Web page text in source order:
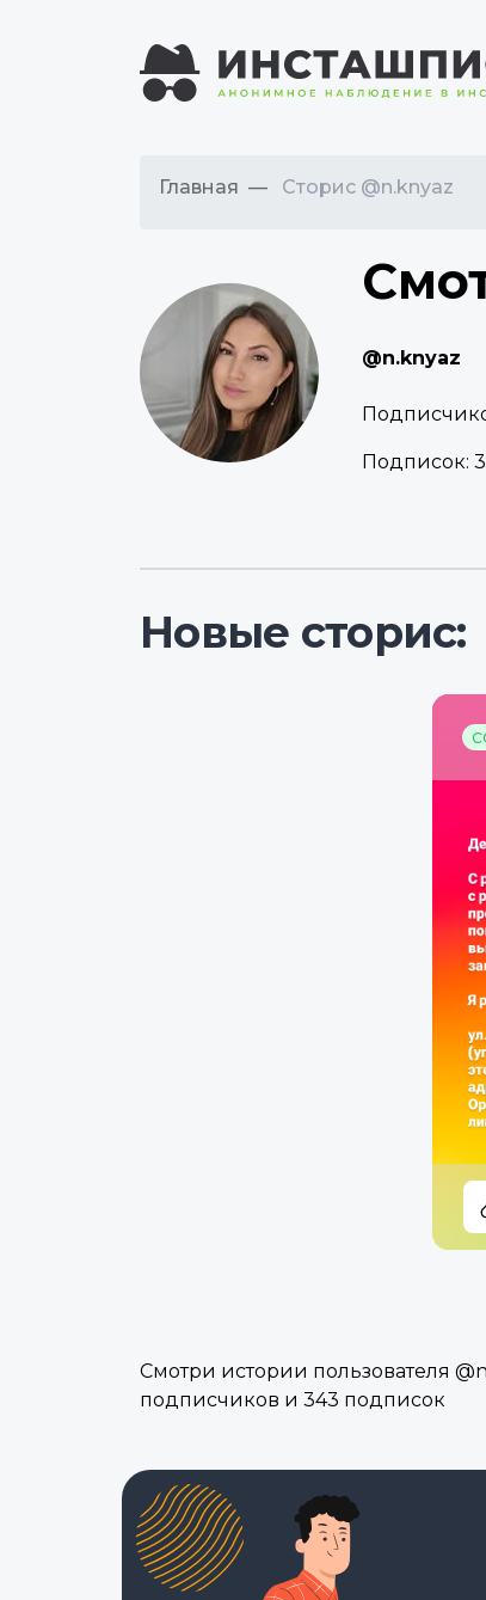
Главная Сторис @n.knyaz
@n.knyaz
Подписок:
Новые сторис:
Смотри истории пользователя
подписчиков и 343 подписок